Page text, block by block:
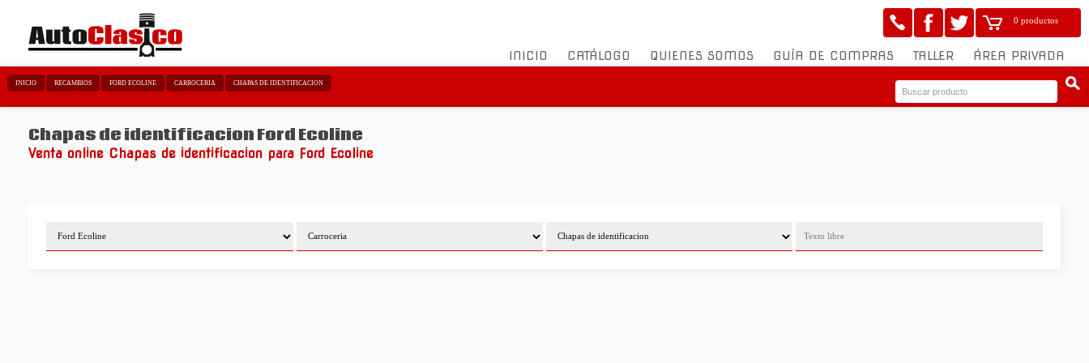
0 productos
INICIO CATÁLOGO QUIENES SOMOS GUÍA DE COMPRAS TALLER ÁREA PRIVADA
INICIO RECAMBIOS FORD ECOLINE CARROCERIA CHAPAS DE IDENTIFICACION
Chapas de identificacion Ford Ecoline
Venta online Chapas de identificacion para Ford Ecoline